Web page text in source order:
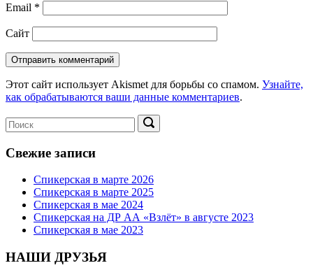
Email *
Сайт
Этот сайт использует Akismet для борьбы со спамом. Узнайте,
как обрабатываются ваши данные комментариев.
Поиск:
Поиск
Свежие записи
Спикерская в марте 2026
Спикерская в марте 2025
Спикерская в мае 2024
Спикерская на ДР АА «Взлёт» в августе 2023
Спикерская в мае 2023
НАШИ ДРУЗЬЯ